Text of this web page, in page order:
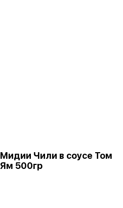
Мидии Чили в соусе Том
Ям 500гр